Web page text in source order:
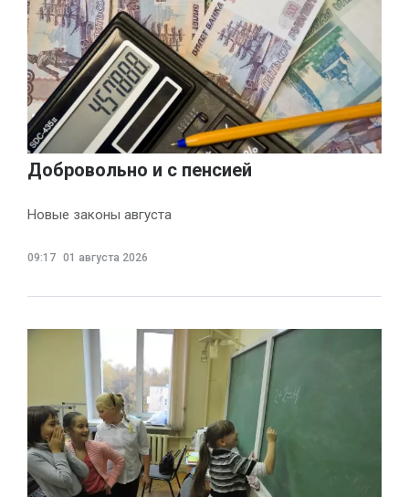
Добровольно и с пенсией
Новые законы августа
09:17 01 августа 2026